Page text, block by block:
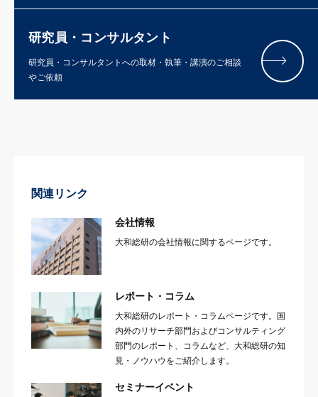
研究員・コンサルタント
研究員・コンサルタントへの取材・執筆・講演のご相談
やご依頼
関連リンク
会社情報
大和総研の会社情報に関するページです。
レポート・コラム
大和総研のレポート・コラムページです。国
内外のリサーチ部門およびコンサルティング
部門のレポート、コラムなど、大和総研の知
見・ノウハウをご紹介します。
セミナーイベント